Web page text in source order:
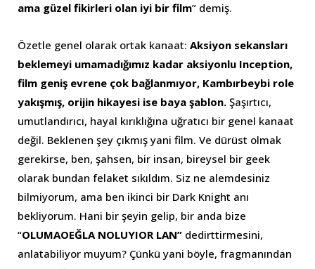
ama güzel fikirleri olan iyi bir film” demiş.
Özetle genel olarak ortak kanaat: Aksiyon sekansları
beklemeyi umamadığımız kadar aksiyonlu Inception,
film geniş evrene çok bağlanmıyor, Kambırbeybi role
yakışmış, orijin hikayesi ise baya şablon. Şaşırtıcı,
umutlandırıcı, hayal kırıklığına uğratıcı bir genel kanaat
değil. Beklenen şey çıkmış yani film. Ve dürüst olmak
gerekirse, ben, şahsen, bir insan, bireysel bir geek
olarak bundan felaket sıkıldım. Siz ne alemdesiniz
bilmiyorum, ama ben ikinci bir Dark Knight anı
bekliyorum. Hani bir şeyin gelip, bir anda bize
“OLUMAOEĞLA NOLUYIOR LAN” dedirttirmesini,
anlatabiliyor muyum? Çünkü yani böyle, fragmanından